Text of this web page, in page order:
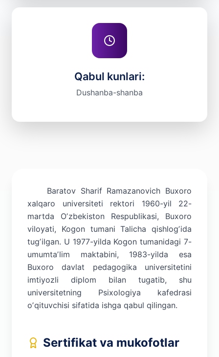
Qabul kunlari:
Dushanba-shanba
Baratov Sharif Ramazanovich Buxoro
xalqaro universiteti rektori 1960-yil 22-
martda Oʼzbekiston Respublikasi, Buxoro
viloyati, Kogon tumani Talicha qishlogʼida
tugʼilgan. U 1977-yilda Kogon tumanidagi 7-
umumtaʼlim maktabini, 1983-yilda esa
Buxoro davlat pedagogika universitetini
imtiyozli diplom bilan tugatib, shu
universitetning Psixologiya kafedrasi
oʼqituvchisi sifatida ishga qabul qilingan.
Sertifikat va mukofotlar